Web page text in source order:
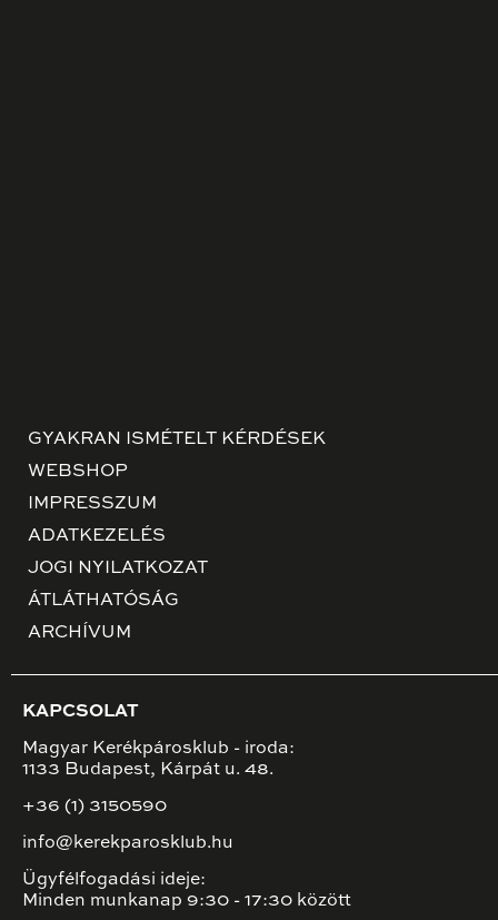
GYAKRAN ISMÉTELT KÉRDÉSEK
WEBSHOP
IMPRESSZUM
ADATKEZELÉS
JOGI NYILATKOZAT
ÁTLÁTHATÓSÁG
ARCHÍVUM
KAPCSOLAT
Magyar Kerékpárosklub - iroda:
1133 Budapest, Kárpát u. 48.
+36 (1) 3150590
info@kerekparosklub.hu
Ügyfélfogadási ideje:
Minden munkanap 9:30 - 17:30 között